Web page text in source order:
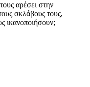
αρέσει στην
σκλάβους τους,
ικανοποιήσουν;